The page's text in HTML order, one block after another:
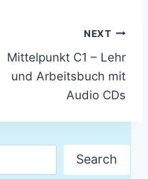
NEXT
Mittelpunkt C1 – Lehr
und Arbeitsbuch mit
Audio CDs
Search